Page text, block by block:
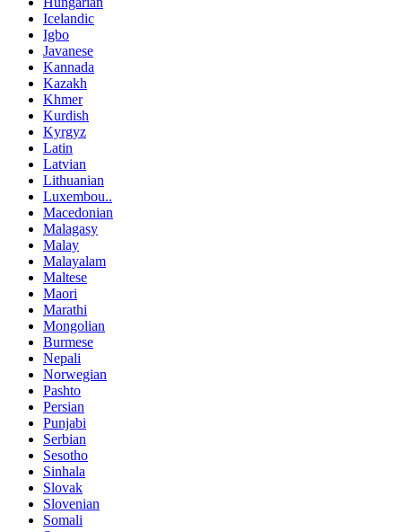
Icelandic
Igbo
Javanese
Kannada
Kazakh
Khmer
Kurdish
Kyrgyz
Latin
Latvian
Lithuanian
Luxembou..
Macedonian
Malagasy
Malay
Malayalam
Maltese
Maori
Marathi
Mongolian
Burmese
Nepali
Norwegian
Pashto
Persian
Punjabi
Serbian
Sesotho
Sinhala
Slovak
Slovenian
Somali